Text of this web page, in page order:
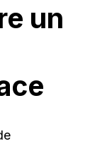
un